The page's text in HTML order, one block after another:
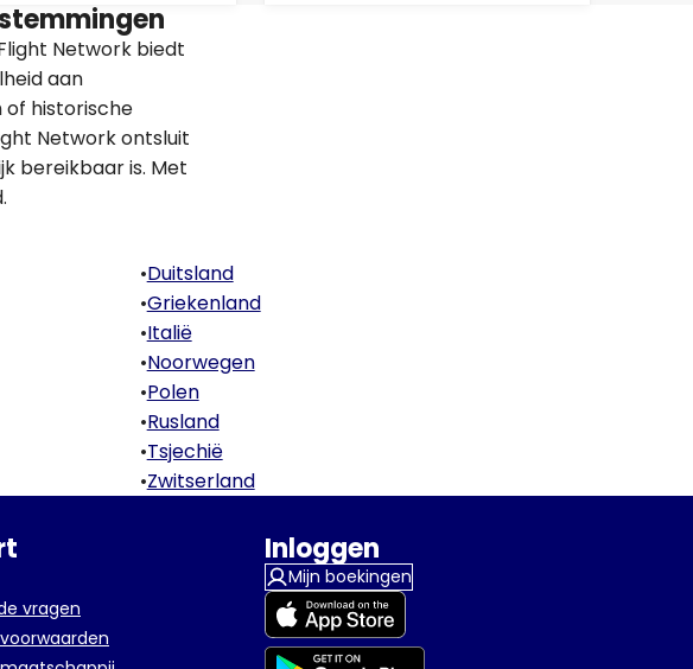
Network biedt
aan
of historische
Network ontsluit
bereikbaar is. Met
•Duitsland
•Griekenland
•Italië
•Noorwegen
•Polen
•Rusland
•Tsjechië
•Zwitserland
vragen
Inloggen
Mijn boekingen